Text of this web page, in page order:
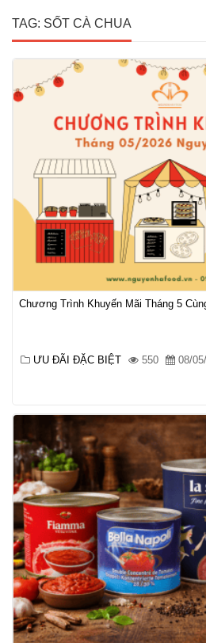
TAG: SỐT CÀ CHUA
Chương Trình Khuyến Mãi Tháng 5
ƯU ĐÃI ĐẶC BIỆT 550 08/